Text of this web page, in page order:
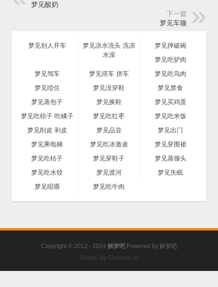
梦见酸奶
下一篇
梦见车辙
梦见别人开车
梦见凉水洗头 洗凉
水澡
梦见摔破碗
梦见吃驴肉
梦见驾车
梦见撘车 拼车
梦见吃鸟肉
梦见噎住
梦见没穿鞋
梦见禁食
梦见蒸包子
梦见换鞋
梦见买鸡蛋
梦见吃桔子 吃橘子
梦见吃红枣
梦见吃米饭
梦见削皮 剥皮
梦见品尝
梦见出门
梦见乘电梯
梦见吃冰激凌
梦见穿围裙
梦见吃桔子
梦见穿鞋子
梦见蒸馒头
梦见吃水饺
梦见渡河
梦见失眠
梦见咀嚼
梦见吃牛肉
Copyright © 2012 - 2024 解梦吧 Powered by 解梦吧
Design By Channel 44